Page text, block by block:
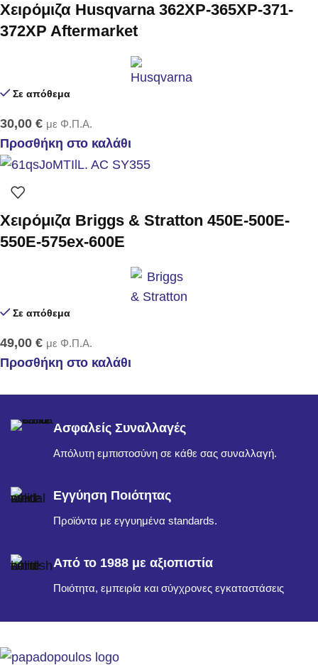
Χειρόμιζα Husqvarna 362XP-365XP-371-
372XP Aftermarket
Σε απόθεμα
30,00 € με Φ.Π.Α.
Προσθήκη στο καλάθι
Χειρόμιζα Briggs & Stratton 450E-500E-
550E-575ex-600E
Σε απόθεμα
49,00 € με Φ.Π.Α.
Προσθήκη στο καλάθι
Ασφαλείς Συναλλαγές
Απόλυτη εμπιστοσύνη σε κάθε σας συναλλαγή.
Εγγύηση Ποιότητας
Προϊόντα με εγγυημένα standards.
Από το 1988 με αξιοπιστία
Ποιότητα, εμπειρία και σύγχρονες εγκαταστάσεις